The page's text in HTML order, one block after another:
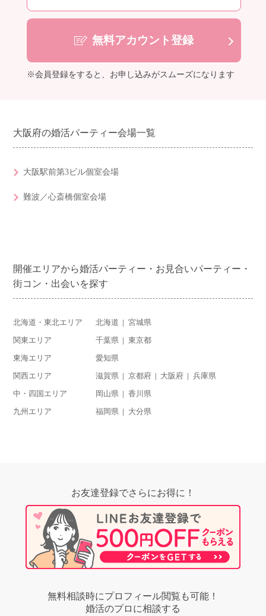
無料アカウント登録
※会員登録をすると、お申し込みがスムーズになります
大阪府の婚活パーティー会場一覧
大阪駅前第3ビル個室会場
難波／心斎橋個室会場
開催エリアから婚活パーティー・お見合いパーティー・
街コン・出会いを探す
北海道・東北エリア 北海道 宮城県
関東エリア 千葉県 東京都
東海エリア 愛知県
関西エリア 滋賀県 京都府 大阪府 兵庫県
中・四国エリア 岡山県 香川県
九州エリア 福岡県 大分県
お友達登録でさらにお得に！
無料相談時にプロフィール閲覧も可能！
婚活のプロに相談する